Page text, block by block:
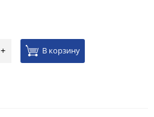
+ В корзину